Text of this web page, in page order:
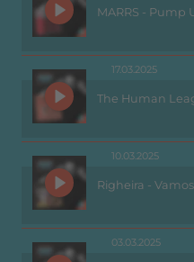
MARRS - Pump
17.03.2025
The Human
10.03.2025
Righeira -
03.03.2025